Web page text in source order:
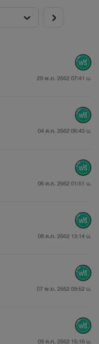
ยาสาวผู้อ่อนหวานของ
29 พ.ย. 2562 07:41 น.
04 ต.ค. 2562 06:43 น.
06 ต.ค. 2562 01:51 น.
08 ต.ค. 2562 13:14 น.
07 พ.ย. 2562 09:52 น.
09 ต.ค. 2562 15:16 น.